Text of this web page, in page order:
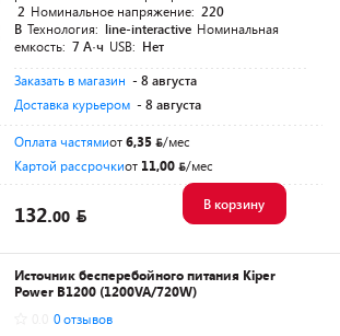
2 Номинальное напряжение: 220
В Технология: line-interactive Номинальная
емкость: 7 А·ч USB: Нет
Заказать в магазин - 8 августа
Доставка курьером - 8 августа
Оплата частямиот6,35
/мес
Картой рассрочкиот 11,00 /мес
132.00
В корзину
Источник бесперебойного питания Kiper
Power B1200 (1200VA/720W)
0 отзывов